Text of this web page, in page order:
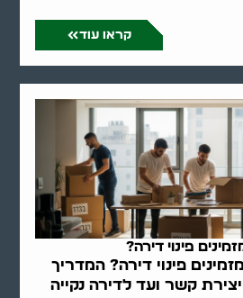
קראו עוד
פינוי דירה?
פינוי דירה? המדריך
קשר ועד לדירה נקייה